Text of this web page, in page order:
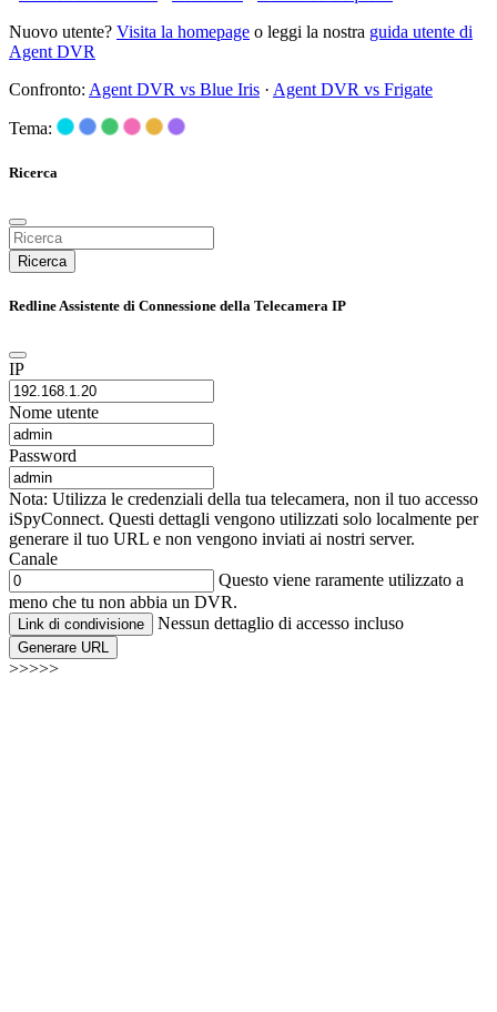
Nuovo utente? Visita la homepage o leggi la nostra guida utente di
Agent DVR
Confronto: Agent DVR vs Blue Iris · Agent DVR vs Frigate
Tema:
Ricerca
Ricerca
Redline Assistente di Connessione della Telecamera IP
IP
Nome utente
Password
Nota: Utilizza le credenziali della tua telecamera, non il tuo accesso
iSpyConnect. Questi dettagli vengono utilizzati solo localmente per
generare il tuo URL e non vengono inviati ai nostri server.
Canale
Questo viene raramente utilizzato a
meno che tu non abbia un DVR.
Link di condivisione Nessun dettaglio di accesso incluso
Generare URL
>>>>>